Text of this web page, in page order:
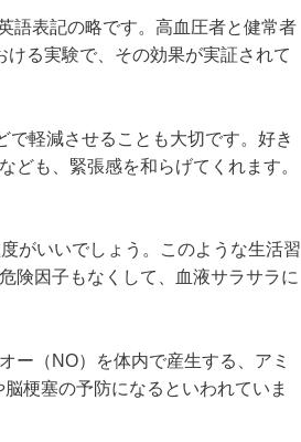
語表記の略です。高血圧者と健常者
る実験で、その効果が実証されて
軽減させることも大切です。好き
ども、緊張感を和らげてくれます。
がいいでしょう。このような生活習
険因子もなくして、血液サラサラに
ー（NO）を体内で産生する、アミ
梗塞の予防になるといわれていま